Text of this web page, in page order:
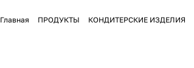
Главная ПРОДУКТЫ КОНДИТЕРСКИЕ ИЗДЕЛИЯ